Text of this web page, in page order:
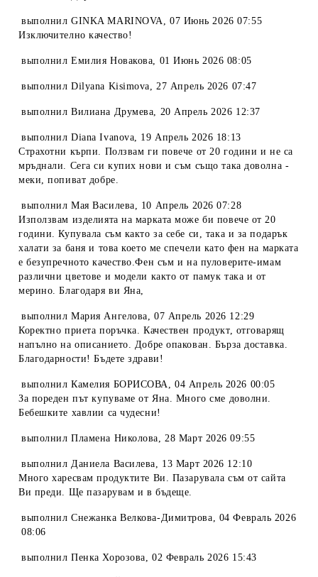
выполнилGINKA MARINOVA,07 Июнь 2026 07:55
Изключително качество!
выполнилЕмилия Новакова, 01 Июнь 2026 08:05
выполнилDilyana Kisimova,27 Апрель 2026 07:47
выполнилВилиана Друмева, 20 Апрель 2026 12:37
выполнилDiana Ivanova, 19 Апрель 2026 18:13
Страхотни кърпи. Ползвам ги повече от 20 години и не са
мръднали. Сега си купих нови и съм също така доволна -
меки, попиват добре.
выполнилМая Василева, 10 Апрель 2026 07:28
Използвам изделията на марката може би повече от 20
години. Купувала съм както за себе си, така и за подарък
халати за баня и това което ме спечели като фен на марката
е безупречното качество.Фен съм и на пуловерите-имам
различни цветове и модели както от памук така и от
мерино. Благодаря ви Яна,
выполнилМария Ангелова,07 Апрель 2026 12:29
Коректно приета поръчка. Качествен продукт, отговарящ
напълно на описанието. Добре опакован. Бърза доставка.
Благодарности! Бъдете здрави!
выполнилКамелия БОРИСОВА,04 Апрель 2026 00:05
За пореден път купуваме от Яна. Много сме доволни.
Бебешките хавлии са чудесни!
выполнилПламена Николова,28 Март 2026 09:55
выполнилДаниела Василева, 13 Март 2026 12:10
Много харесвам продуктите Ви. Пазарувала съм от сайта
Ви преди. Ще пазарувам и в бъдеще.
выполнилСнежанка Велкова-Димитрова, 04 Февраль 2026
08:06
выполнилПенка Хорозова,02 Февраль 2026 15:43